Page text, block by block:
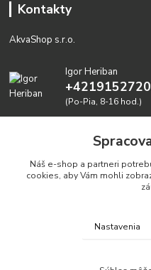
Kontakty
AkvaShop s.r.o.
Igor Heriban
(Po-Pia, 8-16 hod.)
Realizujeme prírodné
Náš e-shop a partneri
cookies, aby Vám mohli
Nastavenia